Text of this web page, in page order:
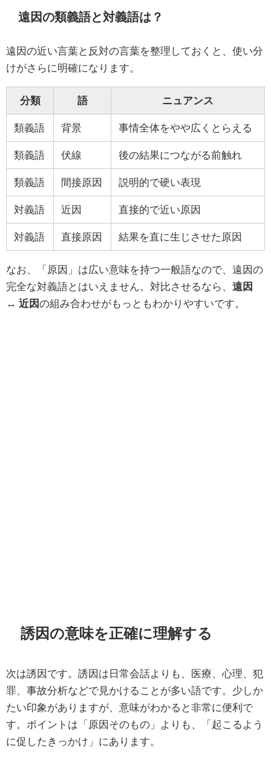
遠因の類義語と対義語は？
遠因の近い言葉と反対の言葉を整理しておくと、使い分
けがさらに明確になります。
分類 語 ニュアンス
類義語 背景 事情全体をやや広くとらえる
類義語 伏線 後の結果につながる前触れ
類義語 間接原因 説明的で硬い表現
対義語 近因 直接的で近い原因
対義語 直接原因 結果を直に生じさせた原因
なお、「原因」は広い意味を持つ一般語なので、遠因の
完全な対義語とはいえません。対比させるなら、 遠因
↔ 近因の組み合わせがもっともわかりやすいです。
誘因の意味を正確に理解する
次は誘因です。誘因は日常会話よりも、医療、心理、犯
罪、事故分析などで見かけることが多い語です。少しか
たい印象がありますが、意味がわかると非常に便利で
す。ポイントは「原因そのもの」よりも、「起こるよう
に促したきっかけ」にあります。